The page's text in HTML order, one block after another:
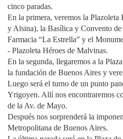
cinco paradas.
En la primera, veremos la Plazoleta
y Alsina), la Basílica y Convento de
Farmacia “La Estrella” y el
- Plazoleta Héroes de Malvinas.
En la segunda, llegaremos a la
la fundación de Buenos Aires y
Luego será el turno de un punto
Yrigoyen. Allí nos encontraremos
de la Av. de Mayo.
Después nos sorprenderá la
Metropolitana de Buenos Aires.